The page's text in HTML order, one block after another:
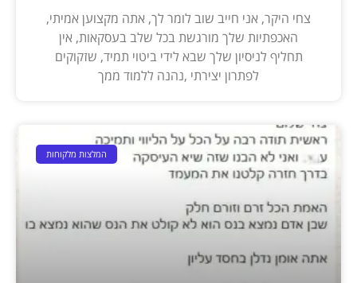
צחי היקר, אני חייב שוב לומר לך, אתה מקצוען אמיתי,
האכפתיות שלך מורגשת בכל שלב בעסקאות, אין
תחליף לניסיון שלך שבא לידי ביטוי תמיד, שזקוקים
לפתרון יצירתי ,נהנה ללמוד ממך
המלצות מלקוחות